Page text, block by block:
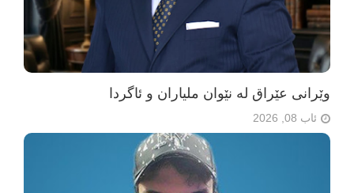
وێرانی عێراق لە نێوان ملیاران و ئاگردا
ئاب 08, 2026